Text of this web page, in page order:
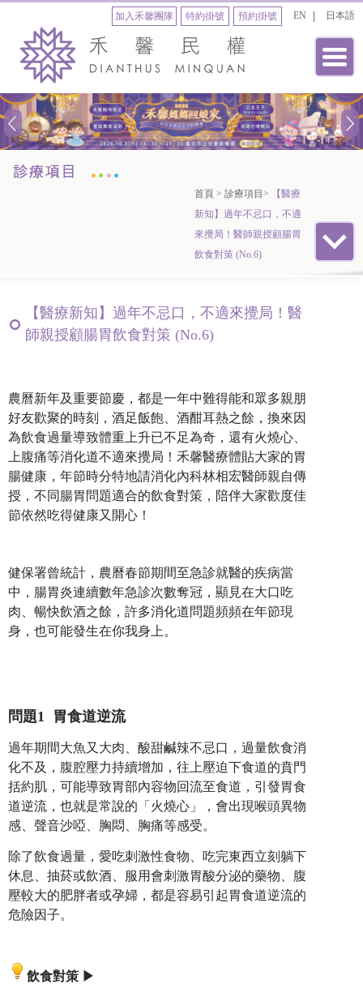
日本語
EN
加入禾馨團隊 預約掛號
特約掛號
首頁 > 診療項目 > 【醫療
新知】過年不忌口，不適
來攪局！醫師親授顧腸胃
飲食對策 (No.6)
【醫療新知】過年不忌口，不適來攪局！醫
師親授顧腸胃飲食對策 (No.6)
農曆新年及重要節慶，都是一年中難得能和眾多親朋
好友歡聚的時刻，酒足飯飽、酒酣耳熱之餘，換來因
為飲食過量導致體重上升已不足為奇，還有火燒心、
上腹痛等消化道不適來攪局！禾馨醫療體貼大家的胃
腸健康，年節時分特地請消化內科林相宏醫師親自傳
授，不同腸胃問題適合的飲食對策，陪伴大家歡度佳
節依然吃得健康又開心！
健保署曾統計，農曆春節期間至急診就醫的疾病當
中，腸胃炎連續數年急診次數奪冠，顯見在大口吃
肉、暢快飲酒之餘，許多消化道問題頻頻在年節現
身，也可能發生在你我身上。
問題1 胃食道逆流
過年期間大魚又大肉、酸甜鹹辣不忌口，過量飲食消
化不及，腹腔壓力持續增加，往上壓迫下食道的賁門
括約肌，可能導致胃部內容物回流至食道，引發胃食
道逆流，也就是常說的「火燒心」，會出現喉頭異物
感、聲音沙啞、胸悶、胸痛等感受。
除了飲食過量，愛吃刺激性食物、吃完東西立刻躺下
休息、抽菸或飲酒、服用會刺激胃酸分泌的藥物、腹
壓較大的肥胖者或孕婦，都是容易引起胃食道逆流的
危險因子。
飲食對策 ▶